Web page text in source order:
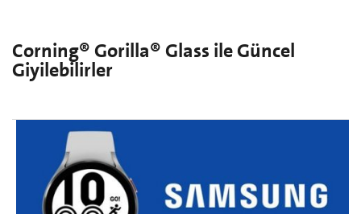
Corning® Gorilla® Glass ile Güncel
Giyilebilirler